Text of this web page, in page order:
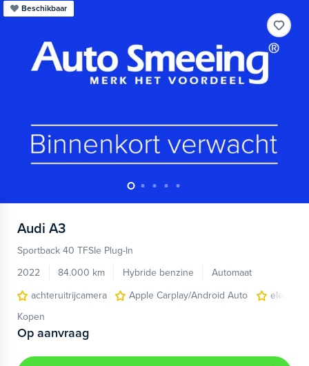
Beschikbaar
Audi A3
Sportback 40 TFSIe Plug-In
2022
84.000 km Hybride benzine
Automaat
achteruitrijcamera
Apple Carplay/Android Auto
Kopen
Op aanvraag